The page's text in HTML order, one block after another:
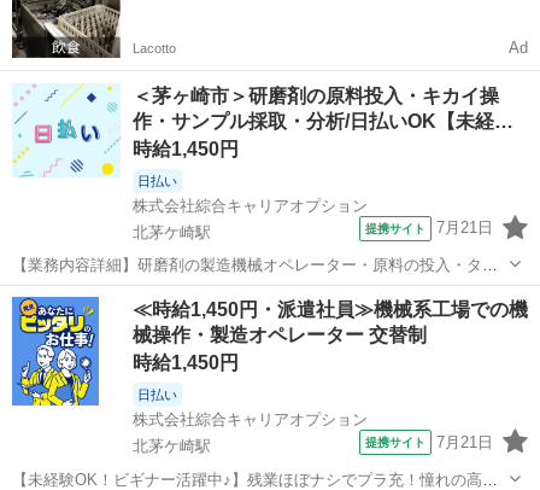
Lacotto Ad
＜茅ヶ崎市＞研磨剤の原料投入・キカイ操
作・サンプル採取・分析/日払いOK【未経…
時給1,450円
日払い
株式会社綜合キャリアオプション
北茅ケ崎駅
提携サイト 7月21日
【業務内容詳細】研磨剤の製造機械オペレーター・原料の投入・タッ
チパネルでの機械操作・製品サンプルの採取・分析作業(特殊な経験は
必要ありません)【取扱製品情報】研磨剤 。＋お仕事探しはコンシェル
スタッフにおまかせ＋。 あな...
神奈川 茅ヶ崎市 北茅ケ崎駅 工場
≪時給1,450円・派遣社員≫機械系工場での機
械操作・製造オペレーター 交替制
時給1,450円
日払い
株式会社綜合キャリアオプション
北茅ケ崎駅
提携サイト 7月21日
【未経験OK！ビギナー活躍中♪】残業ほぼナシでプラ充！憧れの高収